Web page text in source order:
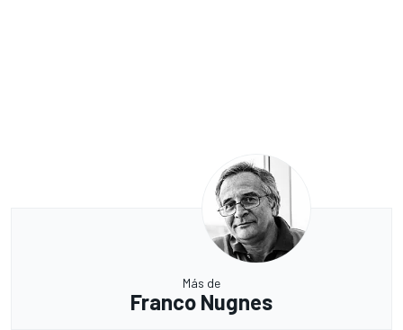
Más de
Franco Nugnes